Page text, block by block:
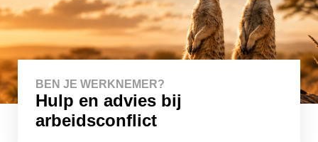
BEN JE WERKNEMER?
Hulp en advies bij
arbeidsconflict